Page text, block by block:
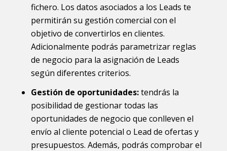
fichero. Los datos asociados a los Leads te
permitirán su gestión comercial con el
objetivo de convertirlos en clientes.
Adicionalmente podrás parametrizar reglas
de negocio para la asignación de Leads
según diferentes criterios.
Gestión de oportunidades:tendrás la
posibilidad de gestionar todas las
oportunidades de negocio que conlleven el
envío al cliente potencial o Lead de ofertas y
presupuestos. Además, podrás comprobar el